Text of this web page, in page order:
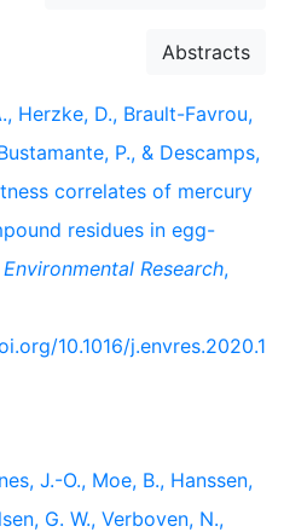
Abstracts
Herzke, D., Brault-Favrou,
P., & Descamps,
correlates of mercury
residues in egg-
Environmental Research,
10.1016/j.envres.2020.1
J.-O., Moe, B., Hanssen,
G. W., Verboven, N.,